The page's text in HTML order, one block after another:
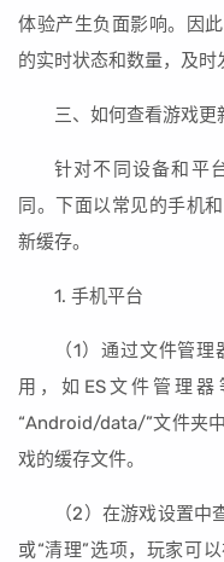
体验产生负面影响。因
的实时状态和数量，及时
三、如何查看游戏更
针对不同设备和平
同。下面以常见的手机
新缓存。
1. 手机平台
（1）通过文件管
用，如ES文件管理
“Android/data/”文件夹
戏的缓存文件。
（2）在游戏设置中
或“清理”选项，玩家可